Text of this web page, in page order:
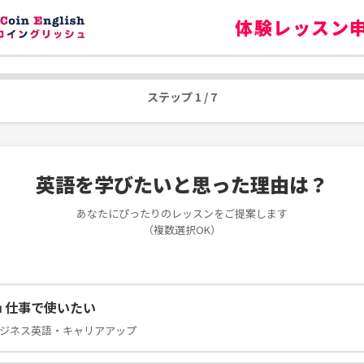
体験レッスン
ステップ 1 / 7
英語を学びたいと思った理由は？
あなたにぴったりのレッスンをご提案します
（複数選択OK）
仕事で使いたい
ネス英語・キャリアアップ